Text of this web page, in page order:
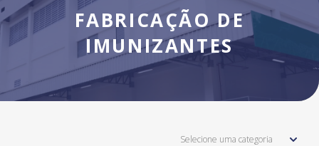
FABRICAÇÃO DE
IMUNIZANTES
Selecione uma categoria